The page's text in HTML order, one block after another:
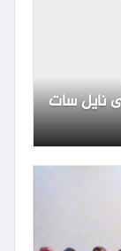
نايل سات